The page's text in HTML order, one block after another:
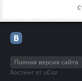
Полная версия сайта
Хостинг от uCoz